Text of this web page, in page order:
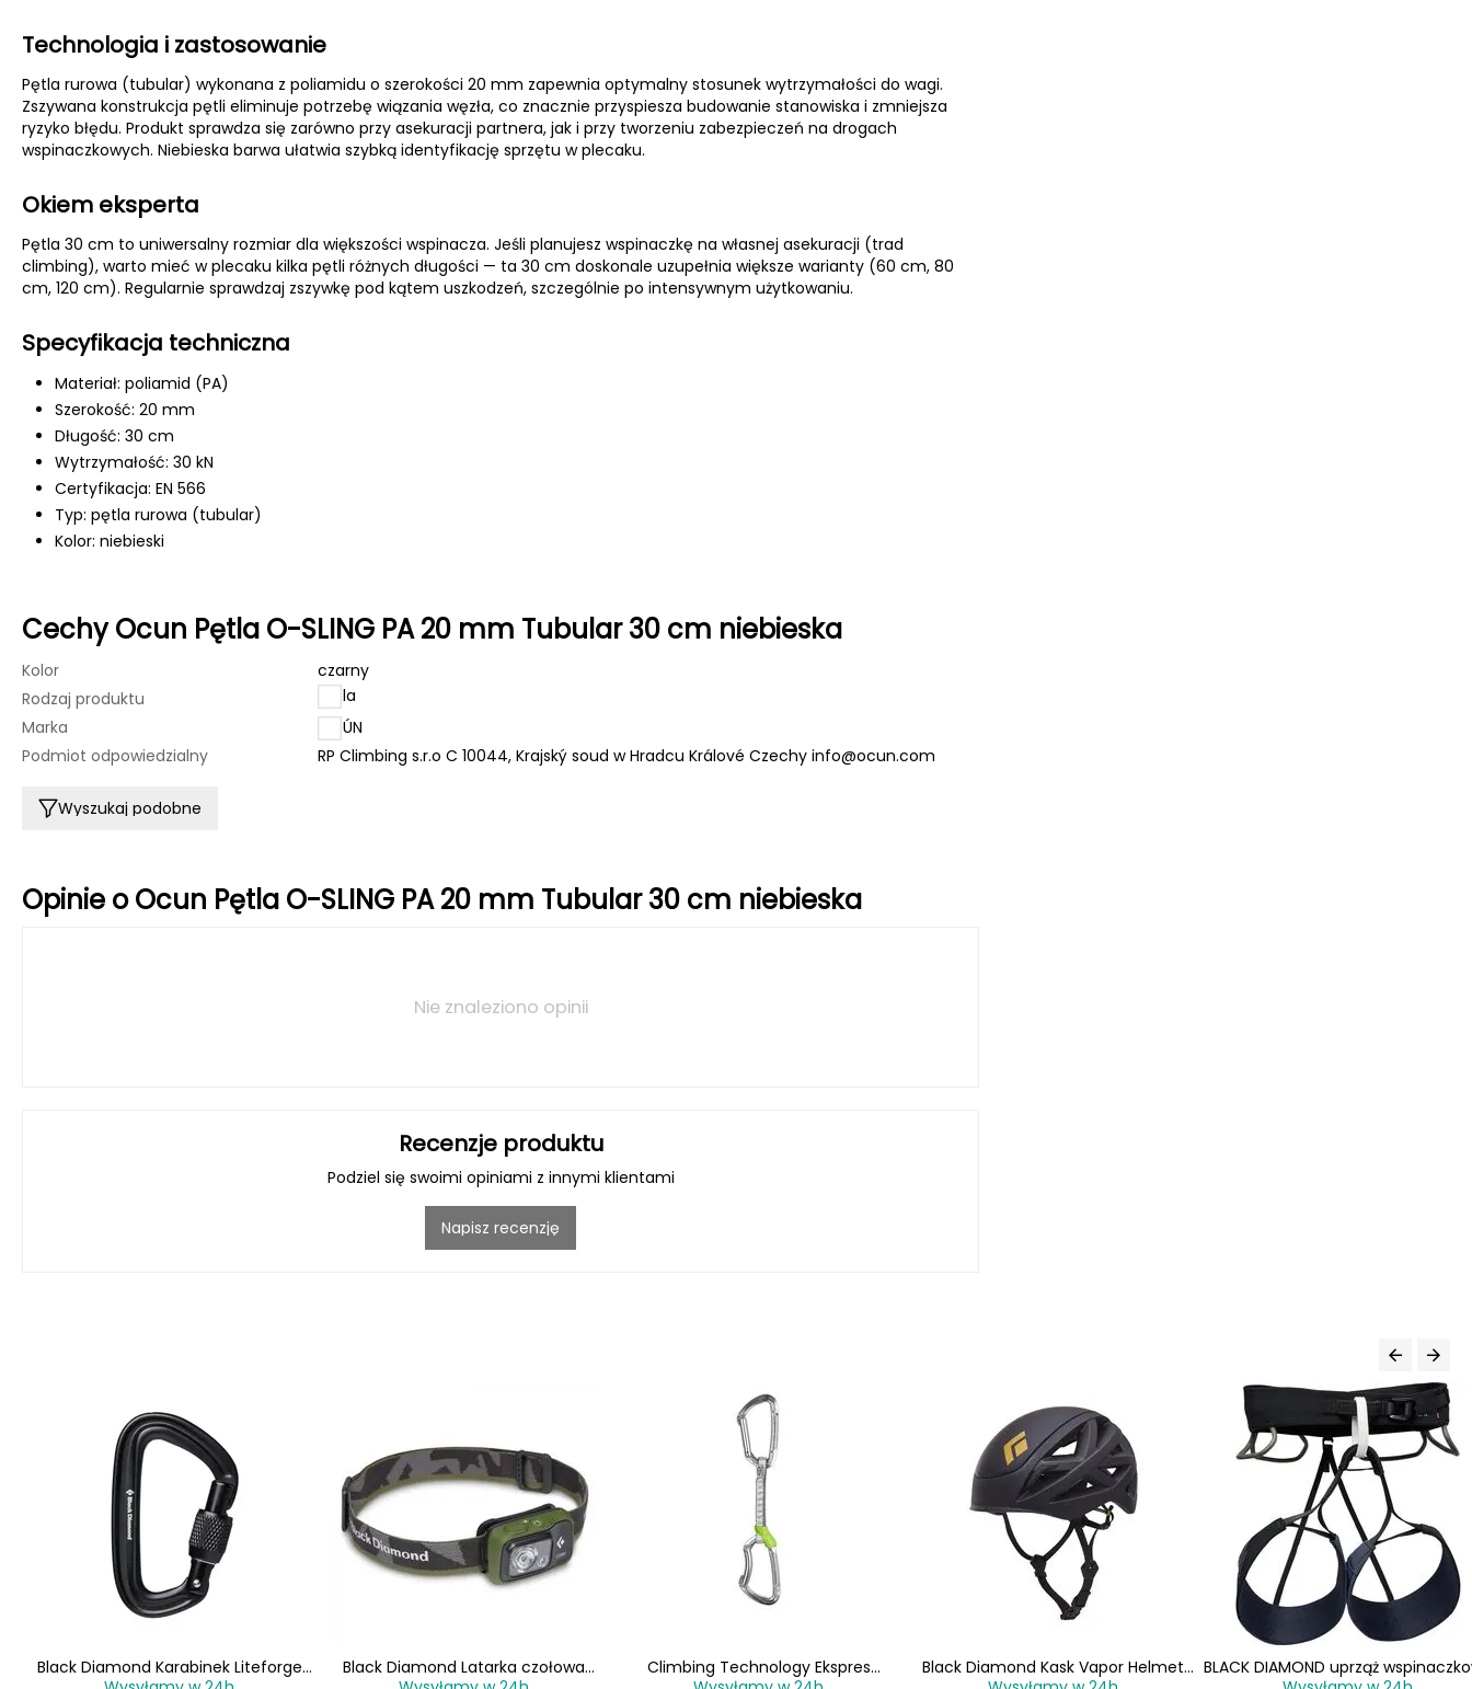
Technologia i zastosowanie
Pętla rurowa (tubular) wykonana z poliamidu o szerokości 20 mm zapewnia optymalny stosunek wytrzymałości do wagi.
Zszywana konstrukcja pętli eliminuje potrzebę wiązania węzła, co znacznie przyspiesza budowanie stanowiska i zmniejsza
ryzyko błędu. Produkt sprawdza się zarówno przy asekuracji partnera, jak i przy tworzeniu zabezpieczeń na drogach
wspinaczkowych. Niebieska barwa ułatwia szybką identyfikację sprzętu w plecaku.
Okiem eksperta
Pętla 30 cm to uniwersalny rozmiar dla większości wspinacza. Jeśli planujesz wspinaczkę na własnej asekuracji (trad
climbing), warto mieć w plecaku kilka pętli różnych długości — ta 30 cm doskonale uzupełnia większe warianty (60 cm, 80
cm, 120 cm). Regularnie sprawdzaj zszywkę pod kątem uszkodzeń, szczególnie po intensywnym użytkowaniu.
Specyfikacja techniczna
Materiał: poliamid (PA)
Szerokość: 20 mm
Długość: 30 cm
Wytrzymałość: 30 kN
Certyfikacja: EN 566
Typ: pętla rurowa (tubular)
Kolor: niebieski
Cechy Ocun Pętla O-SLING PA 20 mm Tubular 30 cm niebieska
Kolor
czarny
Rodzaj produktu
Pętla
Marka
OCÚN
Podmiot odpowiedzialny
RP Climbing s.r.o C 10044, Krajský soud w Hradcu Králové Czechyinfo@ocun.com
Wyszukaj podobne
Opinie o Ocun Pętla O-SLING PA 20 mm Tubular 30 cm niebieska
Nie znaleziono opinii
Recenzje produktu
Podziel się swoimi opiniami z innymi klientami
Napisz recenzję
Black Diamond Karabinek Liteforge
Black Diamond Latarka czołowa
Climbing Technology Ekspres
Black Diamond Kask Vapor Helmet
BLACK DIAMOND uprząż